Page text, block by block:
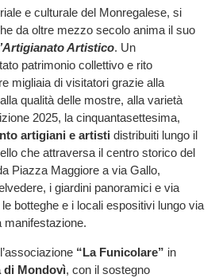
e culturale del Monregalese, si
da oltre mezzo secolo anima il suo
Artistico. Un
patrimonio collettivo e rito
migliaia di visitatori grazie alla
qualità delle mostre, alla varietà
2025, la cinquantasettesima,
artigiani e artisti distribuiti lungo il
che attraversa il centro storico del
Piazza Maggiore a via Gallo,
i giardini panoramici e via
botteghe e i locali espositivi lungo via
manifestazione.
“La Funicolare” in
di Mondovì, con il sostegno